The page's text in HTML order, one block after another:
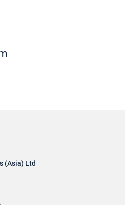
(Asia) Ltd